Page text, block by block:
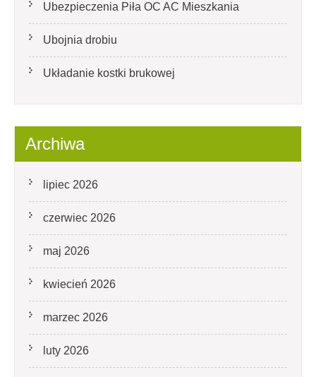
Ubezpieczenia Piła OC AC Mieszkania
Ubojnia drobiu
Układanie kostki brukowej
Archiwa
lipiec 2026
czerwiec 2026
maj 2026
kwiecień 2026
marzec 2026
luty 2026